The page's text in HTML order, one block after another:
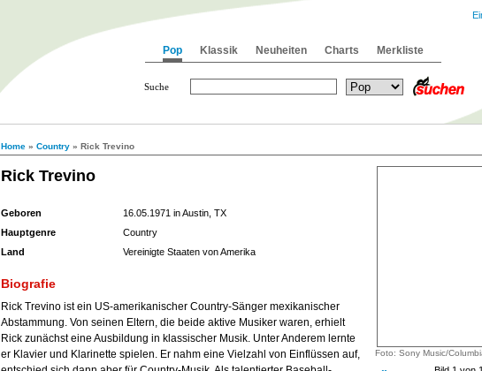
Home » Country » Rick Trevino
Rick Trevino
Foto: Sony Music/
Geboren
16.05.1971 in Austin, TX
Hauptgenre
Country
Land
Vereinigte Staaten von Amerika
Biografie
Rick Trevino ist ein US-amerikanischer Country-Sänger mexikanischer
Abstammung. Von seinen Eltern, die beide aktive Musiker waren, erhielt
Rick zunächst eine Ausbildung in klassischer Musik. Unter Anderem lernte
er Klavier und Klarinette spielen. Er nahm eine Vielzahl von Einflüssen auf,
Pop Klassik Neuheiten Charts Merkliste
Suche